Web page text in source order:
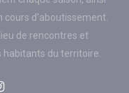
cours d'aboutissement.
de rencontres et
du territoire.